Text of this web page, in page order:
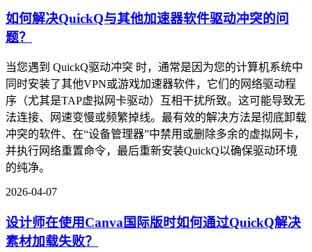
如何解决QuickQ与其他加速器软件驱动冲突的问
题？
当您遇到 QuickQ驱动冲突 时，通常是因为您的计算机系统中
同时安装了其他VPN或游戏加速器软件，它们的网络驱动程
序（尤其是TAP虚拟网卡驱动）互相干扰所致。这可能导致无
法连接、网速变慢或频繁掉线。最有效的解决方法是彻底卸载
冲突的软件、在“设备管理器”中禁用或删除多余的虚拟网卡，
并执行网络重置命令，最后重新安装QuickQ以确保驱动环境
的纯净。
2026-04-07
设计师在使用Canva国际版时如何通过QuickQ解决
素材加载失败？